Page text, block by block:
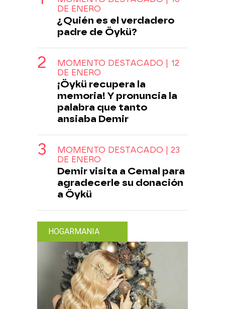
DE ENERO
¿Quién es el verdadero
padre de Öykü?
MOMENTO DESTACADO | 12
DE ENERO
¡Öykü recupera la
memoria! Y pronuncia la
palabra que tanto
ansiaba Demir
MOMENTO DESTACADO | 23
DE ENERO
Demir visita a Cemal para
agradecerle su donación
a Öykü
HOGARMANIA